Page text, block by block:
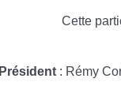
Cette
Président : Rémy